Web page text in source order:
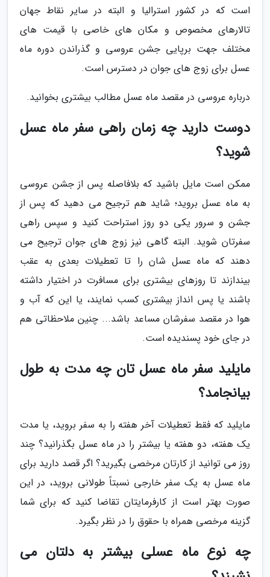
است که در کشور استرالیا و البته در سایر نقاط جهان
تالارهای مخصوص و مکان های خاصی با قیمت های
مختلف جهت برپایی جشن عروسی و گذراندن دوره ماه
عسل برای زوج های جوان در دسترس است.
درباره عروسی در مقصد ماه عسل مطالب بیشتری بخوانید.
دوست دارید چه زمان راهی سفر ماه عسل
شوید؟
ممکن است مایل باشید که بلافاصله پس از جشن عروسی
به ماه عسل بروید؛ شاید هم ترجیح می دهید که پس از
جشن و سرور یکی دو روز استراحت کنید و سپس راهی
سفرتان شوید. البته گاهی نیز زوج های جوان ترجیح می
دهند که ماه عسل شان را تا تعطیلات بعدی به عقب
بیندازند تا روزهای بیشتری برای مسافرت در اختیار داشته
باشند یا پس انداز بیشتری کسب نمایند، یا این که آب و
هوا در مقصد سفرشان مساعد باشد... چنین ملاحظاتی هم
در جای خود پسندیده است.
مایلید سفر ماه عسل تان چه مدت به طول
بیانجامد؟
مایلید که فقط تعطیلات آخر هفته را به سفر بروید، یا مدت
یک هفته، دو هفته یا بیشتر را در ماه عسل بگذرانید؟ چند
روز می توانید از کارتان مرخصی بگیرید؟ اگر قصد دارید برای
ماه عسل به یک سفر خارجی نسبتاً طولانی بروید، در این
صورت بهتر است از کارفرمایتان تقاضا کنید که برای شما
گزینه مرخصی همراه با حقوق را در نظر بگیرد.
چه نوع ماه عسلی بیشتر به دلتان می